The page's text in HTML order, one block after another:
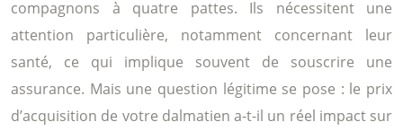
compagnons à quatre pattes. Ils nécessitent une
attention particulière, notamment concernant leur
santé, ce qui implique souvent de souscrire une
assurance. Mais une question légitime se pose : le prix
d’acquisition de votre dalmatien a-t-il un réel impact sur